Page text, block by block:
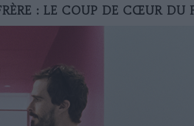
: LE COUP DE CŒUR DU